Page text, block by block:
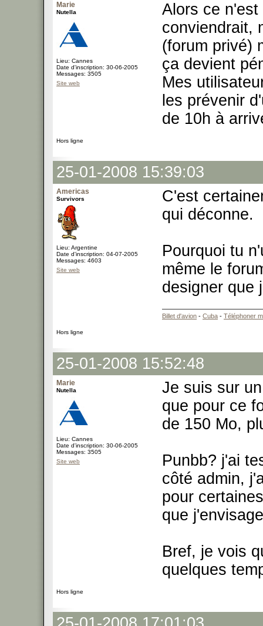
Marie
Nutella
Lieu: Cannes
Date d'inscription: 30-06-2005
Messages: 3505
Site web
Alors ce
conviendrait,
(forum privé)
ça devient
Mes
les prévenir
de 10h à
Hors ligne
25-01-2008 15:39:03
Americas
Survivors
Lieu: Argentine
Date d'inscription: 04-07-2005
Messages: 4603
Site web
C'est
qui déconne.
Pourquoi tu
même le
designer que
Billet d'avion - Cuba - Téléphoner
Hors ligne
25-01-2008 15:52:48
Marie
Nutella
Lieu: Cannes
Date d'inscription: 30-06-2005
Messages: 3505
Site web
Je suis sur
que pour ce
de 150 Mo,
Punbb? j'ai
côté admin,
pour
que
Bref, je vois
quelques
Hors ligne